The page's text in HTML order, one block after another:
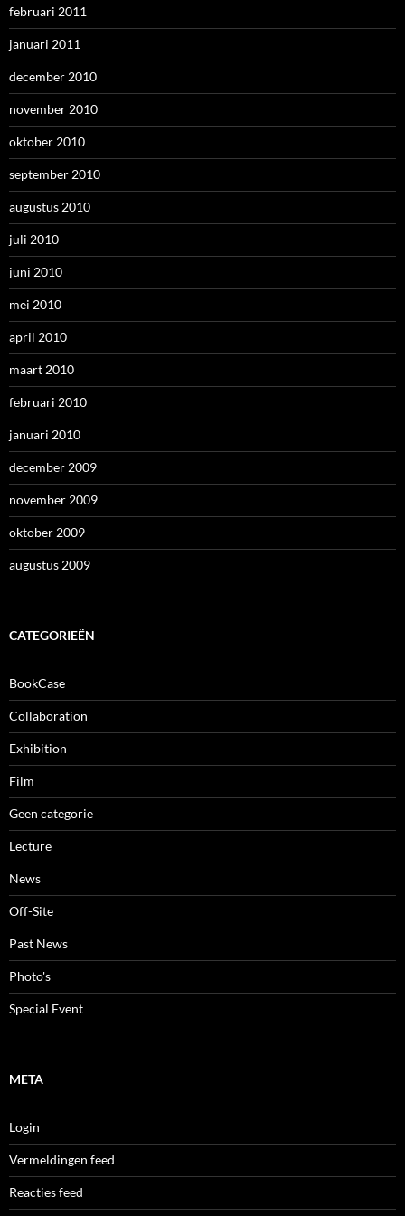
februari 2011
januari 2011
december 2010
november 2010
oktober 2010
september 2010
augustus 2010
juli 2010
juni 2010
mei 2010
april 2010
maart 2010
februari 2010
januari 2010
december 2009
november 2009
oktober 2009
augustus 2009
CATEGORIEËN
BookCase
Collaboration
Exhibition
Film
Geen categorie
Lecture
News
Off-Site
Past News
Photo's
Special Event
META
Login
Vermeldingen feed
Reacties feed